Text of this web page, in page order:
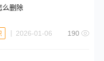
么删除
2026-01-06 190